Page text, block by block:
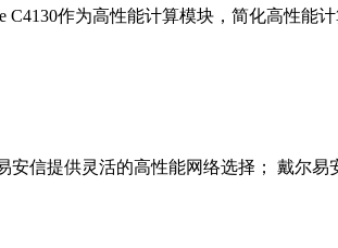
C4130作为高性能计算模块，简化高性
信提供灵活的高性能网络选择； 戴尔